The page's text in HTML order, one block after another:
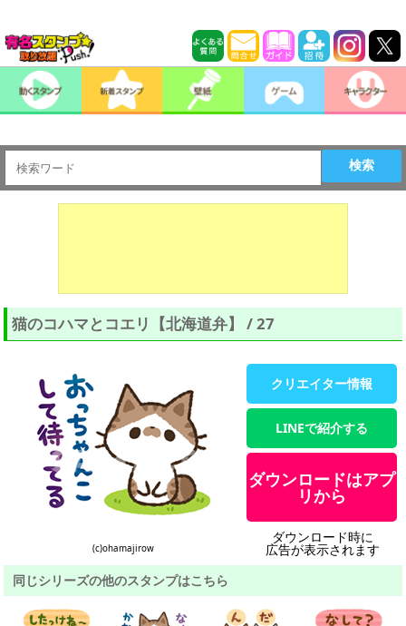
検索
猫のコハマとコエリ【北海道弁】 / 27
(c)ohamajirow
クリエイター情報
LINEで紹介する
ダウンロードはアプ
リから
ダウンロード時に
広告が表示されます
同じシリーズの他のスタンプはこちら